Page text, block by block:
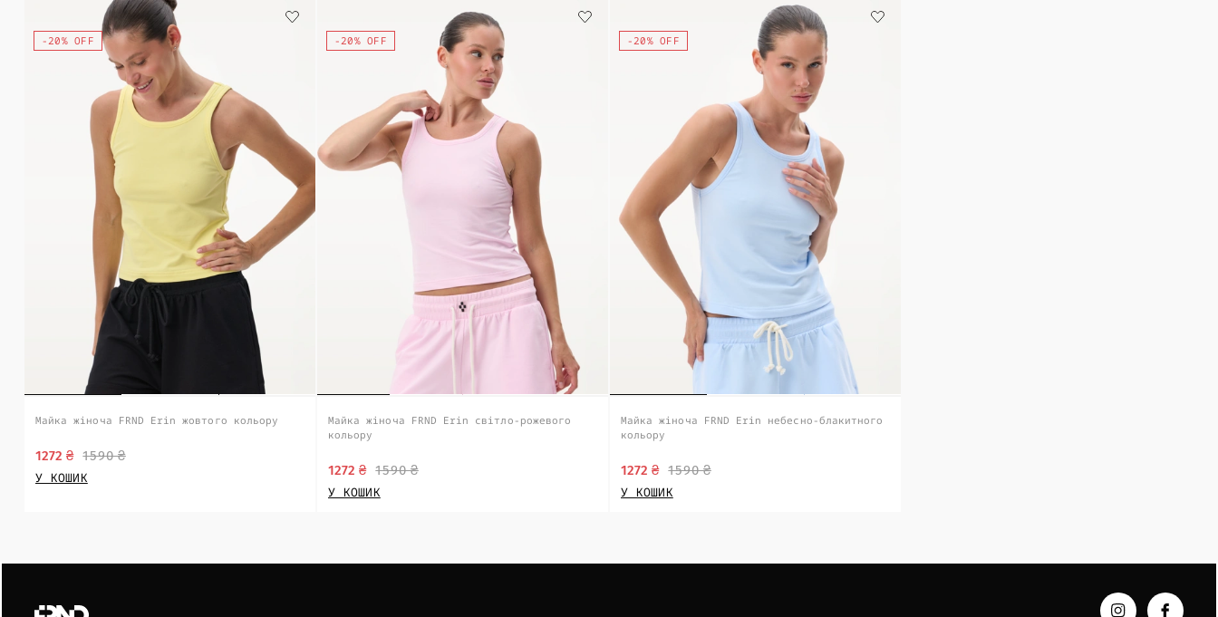
-20% OFF
Майка жіноча FRND Erin жовтого кольору
1590 ₴
1272 ₴
У КОШИК
-20% OFF
Майка жіноча FRND Erin світло-рожевого
кольору
1590 ₴
1272 ₴
У КОШИК
-20% OFF
Майка жіноча FRND Erin небесно-блакитного
кольору
1590 ₴
1272 ₴
У КОШИК